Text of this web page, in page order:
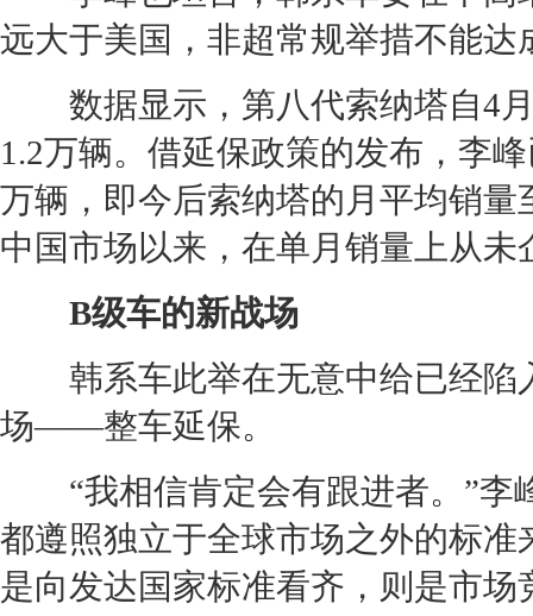
远大于美国，非超常规举措不能达
数据显示， 第八代索纳塔自4
1.2万辆。借延保政策的发布，李
万辆，即今后索纳塔的月平均销量
中国市场以来，在单月销量上从未
B级车的新战场
韩系车此举在无意中给已经陷
场——整车延保。
“我相信肯定会有跟进者。”李
都遵照独立于全球市场之外的标
是向发达国家标准看齐，则是市场